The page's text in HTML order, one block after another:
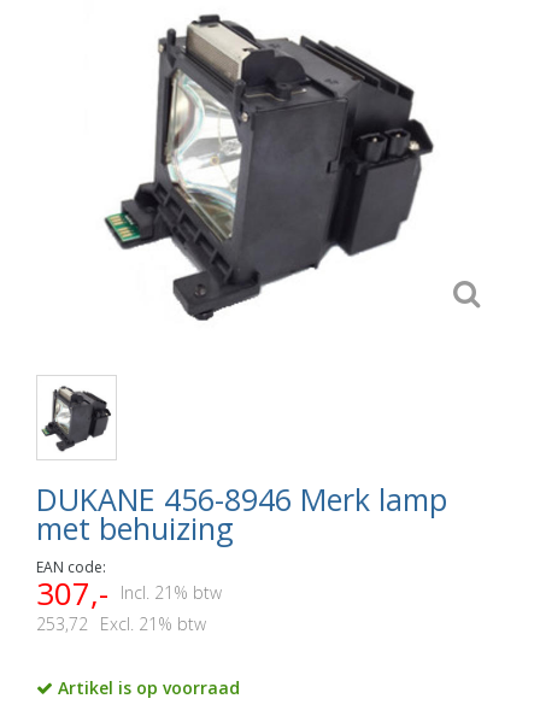
DUKANE 456-8946 Merk lamp
met behuizing
EAN code:
307,-
Incl. 21% btw
253,72
Excl. 21% btw
Artikel is op voorraad